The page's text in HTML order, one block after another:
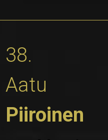
38.
Aatu
Piiroinen